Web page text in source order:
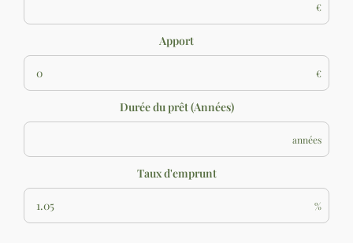
€
Apport
€
Durée du prêt (Années)
années
Taux d'emprunt
%